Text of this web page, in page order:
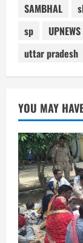
SAMBHAL
sp
UPNEWS
uttar pradesh
YOU MAY